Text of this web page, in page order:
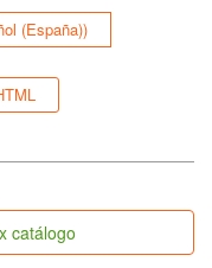
(España))
catálogo